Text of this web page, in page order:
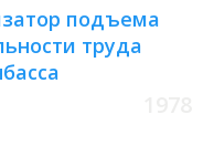
подъема
труда